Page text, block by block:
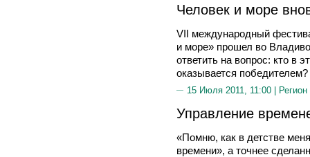
Человек и море
VII международный
и море» прошел во
ответить на вопрос: кто в
оказывается победителем?
15 Июля 2011, 11:00 |
Управление
«Помню, как в детстве
времени», а точнее